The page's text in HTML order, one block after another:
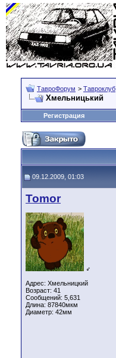
ТавроФорум > Тавроклуб
Хмельницький
Регистрация
09.12.2009, 01:03
Tomor
♂
Адрес: Хмельницкий
Возраст: 41
Сообщений: 5,631
Длина: 87840мкм
Диаметр: 42мм